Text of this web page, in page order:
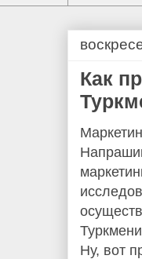
Как
Ну, вот